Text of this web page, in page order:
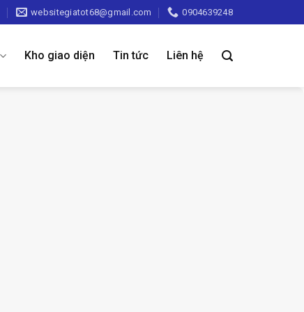
websitegiatot68@gmail.com 0904639248
Kho giao diện Tin tức Liên hệ